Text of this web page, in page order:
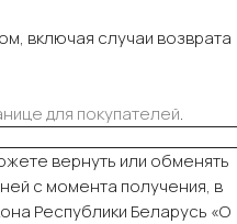
включая случаи возврата
для покупателей.
вернуть или обменять
с момента получения, в
Республики Беларусь «О